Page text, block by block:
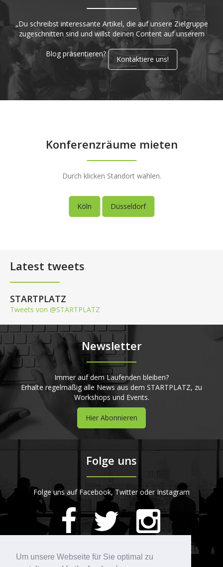
Um unsere Webseite für Sie optimal zu
„Du schreibst interessante Artikel, die auf unsere Zielgruppe
zugeschnitten sind und willst deinen Content auf unserem
Blog präsentieren?
Kontaktiere uns!
Konferenzräume mieten
Durch klicken Standort wählen.
Köln Düsseldorf
Latest tweets
STARTPLATZ
Tweets von @STARTPLATZ
Newsletter
Immer auf dem Laufenden bleiben?
Erhalte regelmäßig alle News aus dem STARTPLATZ, zu
Workshops und Events.
Hier Abonnieren
Folge uns
Folge uns auf Facebook, Twitter oder Instagram
420Bewertungen auf ProvenExpert.com